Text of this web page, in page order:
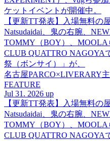
ケットイベントが開催中。
【更新TT発表】入場無料の
Natsudaidai、鬼の右腕、
TOMMY（BOY）、MOOLA
CLUB QUATTRO NAGOYA
祭（ボンサイ）」が、
名古屋PARCO×LIVERARY
FEATURE
Jul 31. 2026 up
【更新TT発表】入場無料の
Natsudaidai、鬼の右腕、
TOMMY（BOY）、MOOLA
CLUB QUATTRO NAGOYA